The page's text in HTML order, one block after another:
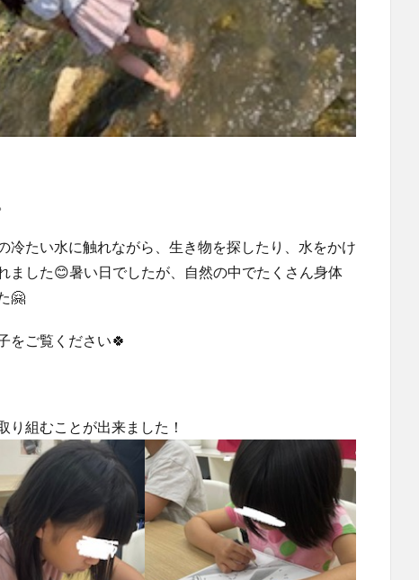
冷たい水に触れながら、生き物を探したり、水をかけ
ました😊暑い日でしたが、自然の中でたくさん身体
🤗
をご覧ください🍀
り組むことが出来ました！